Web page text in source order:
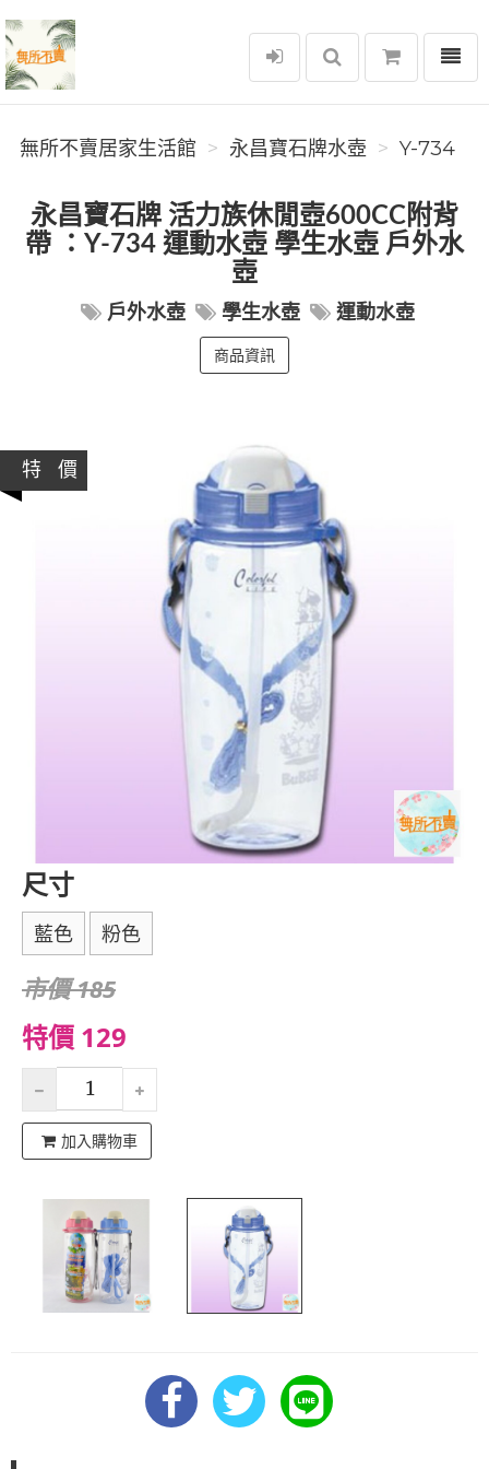
無所不賣居家生活館
選單
無所不賣居家生活館 永昌寶石牌水壺 Y-734
永昌寶石牌 活力族休閒壺600CC附背
帶 ：Y-734 運動水壺 學生水壺 戶外水
壺
戶外水壺 學生水壺 運動水壺
商品資訊
特 價
尺寸
藍色 粉色
市價 185
特價 129
加入購物車